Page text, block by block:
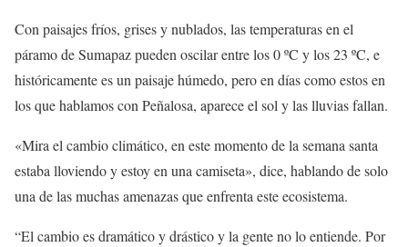
Con paisajes fríos, grises y nublados, las temperaturas en el
páramo de Sumapaz pueden oscilar entre los 0 ºC y los 23 ºC, e
históricamente es un paisaje húmedo, pero en días como estos en
los que hablamos con Peñalosa, aparece el sol y las lluvias fallan.
«Mira el cambio climático, en este momento de la semana santa
estaba lloviendo y estoy en una camiseta», dice, hablando de solo
una de las muchas amenazas que enfrenta este ecosistema.
“El cambio es dramático y drástico y la gente no lo entiende. Por